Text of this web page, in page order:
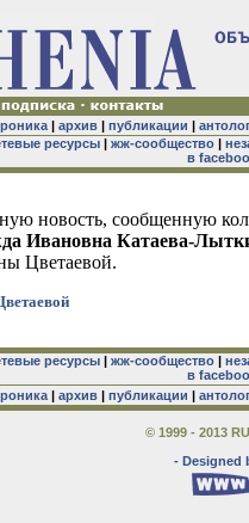
| архив| публикации |
ресурсы| жж-сообщество|
в
новость, сообщенную
Ивановна Катаева-
Цветаевой.
ресурсы| жж-сообщество|
в
| архив| публикации |
© 1999 - 2013
- Designed